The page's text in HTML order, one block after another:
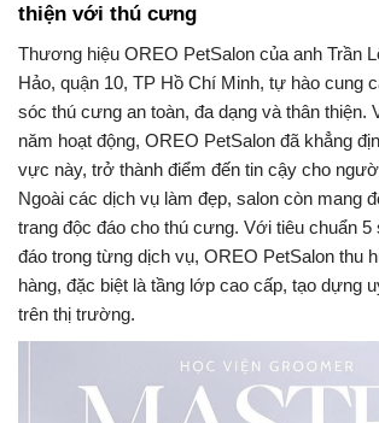
thiện với thú cưng
Thương hiệu OREO PetSalon của anh Trần
Hảo, quận 10, TP Hồ Chí Minh, tự hào cung
sóc thú cưng an toàn, đa dạng và thân thiện.
năm hoạt động, OREO PetSalon đã khẳng
vực này, trở thành điểm đến tin cậy cho
Ngoài các dịch vụ làm đẹp, salon còn mang
trang độc đáo cho thú cưng. Với tiêu chuẩn
đáo trong từng dịch vụ, OREO PetSalon thu
hàng, đặc biệt là tầng lớp cao cấp, tạo dựng
trên thị trường.